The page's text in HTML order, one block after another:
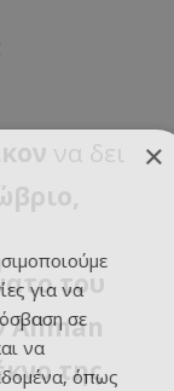
να δει
του
Allman
της
×
για να
σε
να
όπως